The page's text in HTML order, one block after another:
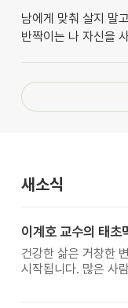
남에게 맞춰 살지 말
반짝이는 나 자신을
새소식
이계호 교수의 태초
건강한 삶은 거창한
시작됩니다. 많은 사